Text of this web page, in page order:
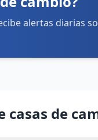
alertas diarias
casas de